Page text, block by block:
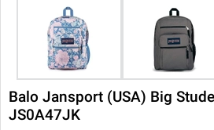
Balo Jansport (USA) Big
JS0A47JK